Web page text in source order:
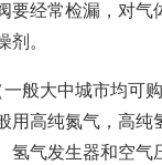
经常检漏，对
。
般大中城市均可
高纯氮气，高
气发生器和空